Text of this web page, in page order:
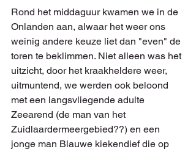
Rond het middaguur kwamen we in de
Onlanden aan, alwaar het weer ons
weinig andere keuze liet dan "even" de
toren te beklimmen. Niet alleen was het
uitzicht, door het kraakheldere weer,
uitmuntend, we werden ook beloond
met een langsvliegende adulte
Zeearend (de man van het
Zuidlaardermeergebied??) en een
jonge man Blauwe kiekendief die op